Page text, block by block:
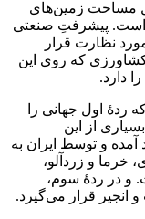
کل مساحت زمین‌های
است. پیشرفتِ صنعتی
نظارت قرار
کشاورزی که روی این
دارد.
ردۀ اول جهانی را
از این
آمده و توسط ایران به
خرما و زردآلو،
و در ردۀ سوم،
انجیر قرار می‌گیرد.